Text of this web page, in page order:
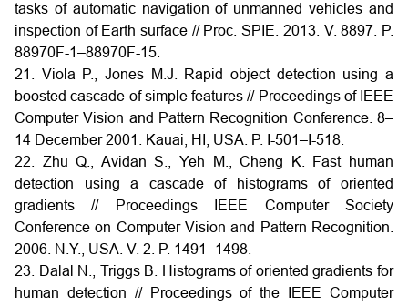
tasks of automatic navigation of unmanned vehicles and
inspection of Earth surface // Proc. SPIE. 2013. V. 8897. P.
88970F-1–88970F-15.
21. Viola P., Jones M.J. Rapid object detection using a
boosted cascade of simple features // Proceedings of IEEE
Computer Vision and Pattern Recognition Conference. 8–
14 December 2001. Kauai, HI, USA. P. I-501–I-518.
22. Zhu Q., Avidan S., Yeh M., Cheng K. Fast human
detection using a cascade of histograms of oriented
gradients // Proceedings IEEE Computer Society
Conference on Computer Vision and Pattern Recognition.
2006. N.Y., USA. V. 2. P. 1491–1498.
23. Dalal N., Triggs B. Histograms of oriented gradients for
human detection // Proceedings of the IEEE Computer